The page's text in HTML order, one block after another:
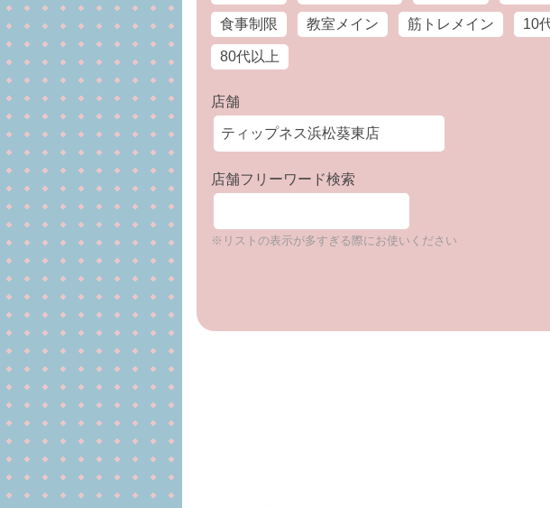
食事制限 教室メイン 筋トレメイン 10
80代以上
店舗
店舗フリーワード検索
※リストの表示が多すぎる際にお使いください